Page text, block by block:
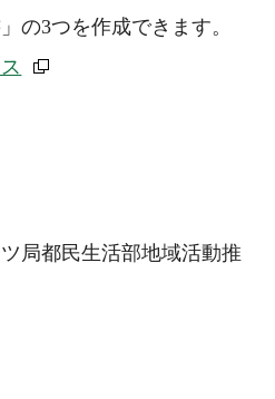
の3つを作成できます。
局都民生活部地域活動推